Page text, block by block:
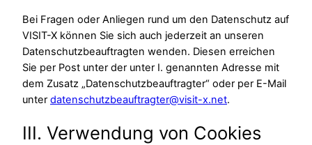
Bei Fragen oder Anliegen rund um den Datenschutz auf
VISIT-X können Sie sich auch jederzeit an unseren
Datenschutzbeauftragten wenden. Diesen erreichen
Sie per Post unter der unter I. genannten Adresse mit
dem Zusatz „Datenschutzbeauftragter“ oder per E-Mail
unter datenschutzbeauftragter@visit-x.net.
III. Verwendung von Cookies